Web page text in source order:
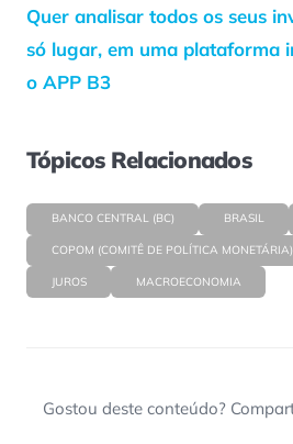
Quer analisar todos os seus
só lugar, em uma plataforma
o APP B3
Tópicos Relacionados
BANCO CENTRAL (BC) BRASIL
COPOM (COMITÊ DE POLÍTICA MONETÁRIA)
JUROS MACROECONOMIA
Gostou deste conteúdo?